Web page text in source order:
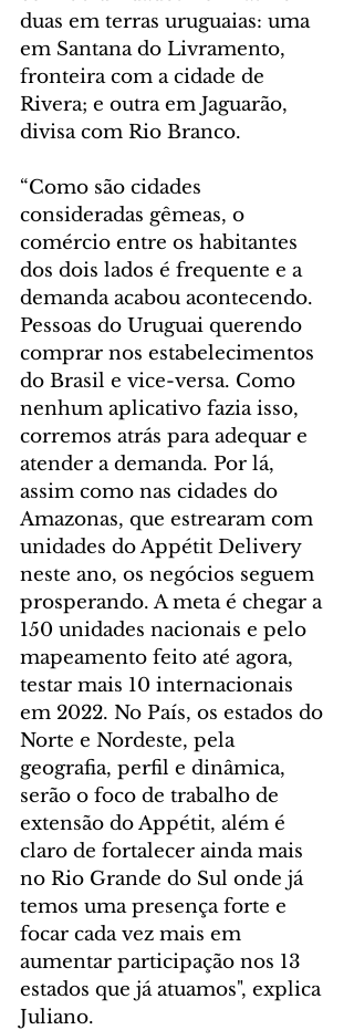
duas em terras uruguaias: uma
em Santana do Livramento,
fronteira com a cidade de
Rivera; e outra em Jaguarão,
divisa com Rio Branco.
“Como são cidades
consideradas gêmeas, o
comércio entre os habitantes
dos dois lados é frequente e a
demanda acabou acontecendo.
Pessoas do Uruguai querendo
comprar nos estabelecimentos
do Brasil e vice-versa. Como
nenhum aplicativo fazia isso,
corremos atrás para adequar e
atender a demanda. Por lá,
assim como nas cidades do
Amazonas, que estrearam com
unidades do Appétit Delivery
neste ano, os negócios seguem
prosperando. A meta é chegar a
150 unidades nacionais e pelo
mapeamento feito até agora,
testar mais 10 internacionais
em 2022. No País, os estados do
Norte e Nordeste, pela
geografia, perfil e dinâmica,
serão o foco de trabalho de
extensão do Appétit, além é
claro de fortalecer ainda mais
no Rio Grande do Sul onde já
temos uma presença forte e
focar cada vez mais em
aumentar participação nos 13
estados que já atuamos", explica
Juliano.